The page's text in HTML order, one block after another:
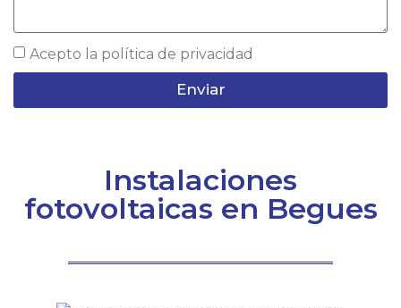
Acepto la política de privacidad
Enviar
Instalaciones
fotovoltaicas en Begues